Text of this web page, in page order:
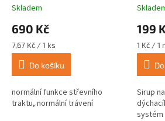
Skladem
690 Kč
Měrná
cena:
7,67 Kč / 1 ks
Do košíku
normální funkce střevního
traktu, normální trávení
199
Měrná
cena:
1 Kč / 1
Sirup
systém